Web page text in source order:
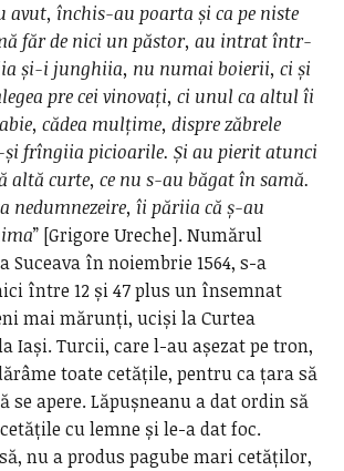
avut, închis-au poarta și ca pe niste
făr de nici un păstor, au intrat într-
și-i junghiia, nu numai boierii, ci și
pre cei vinovați, ci unul ca altul îi
cădea mulțime, dispre zăbrele
frîngiia picioarile. Și au pierit atunci
altă curte, ce nu s-au băgat în samă.
nedumnezeire, îi păriia că ș-au
” [Grigore Ureche]. Numărul
Suceava în noiembrie 1564, s-a
între 12 și 47 plus un însemnat
mai mărunți, uciși la Curtea
Iași. Turcii, care l-au așezat pe tron,
toate cetățile, pentru ca țara să
se apere. Lăpușneanu a dat ordin să
cu lemne și le-a dat foc.
nu a produs pagube mari cetăților,